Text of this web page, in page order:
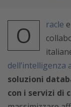
O racle e
dell’intelligenza
soluzioni
con i servizi di